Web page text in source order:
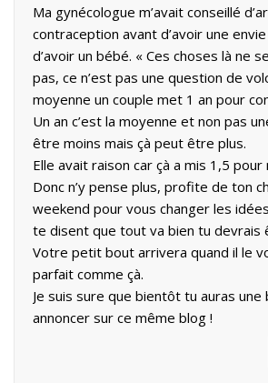
Ma gynécologue m’avait conseillé
contraception avant d’avoir une
d’avoir un bébé. « Ces choses là ne
pas, ce n’est pas une question de
moyenne un couple met 1 an pour
Un an c’est la moyenne et non pas
être moins mais çà peut être plus.
Elle avait raison car çà a mis 1,5 pour
Donc n’y pense plus, profite de ton
weekend pour vous changer les
te disent que tout va bien tu devrais
Votre petit bout arrivera quand il le
parfait comme çà.
Je suis sure que bientôt tu auras une
annoncer sur ce même blog !